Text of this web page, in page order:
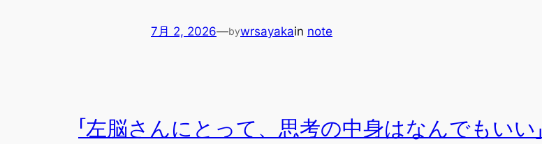
7月 2, 2026—bywrsayakain note
「左脳さんにとって、思考の中身はなんでもいい」